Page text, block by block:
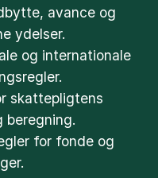
avance og
ydelser.
og internationale
skattepligtens
beregning.
for fonde og